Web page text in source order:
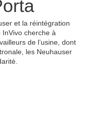
et la réintégration
cherche à
de l’usine, dont
les Neuhauser